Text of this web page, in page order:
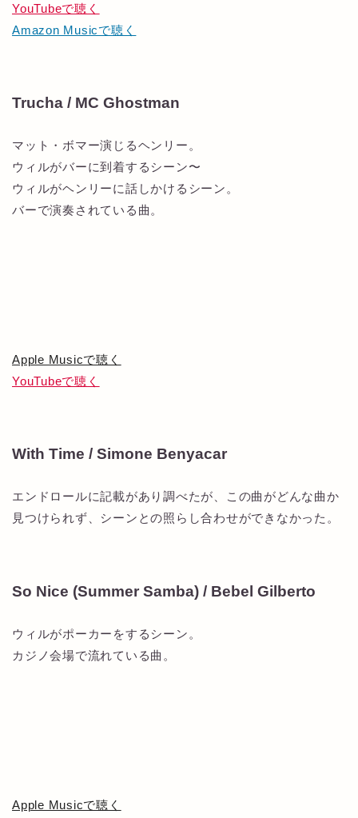
YouTubeで聴く
Amazon Musicで聴く
Trucha / MC Ghostman
マット・ボマー演じるヘンリー。
ウィルがバーに到着するシーン〜
ウィルがヘンリーに話しかけるシーン。
バーで演奏されている曲。
Apple Musicで聴く
YouTubeで聴く
With Time / Simone Benyacar
エンドロールに記載があり調べたが、この曲がどんな曲か
見つけられず、シーンとの照らし合わせができなかった。
So Nice (Summer Samba) / Bebel Gilberto
ウィルがポーカーをするシーン。
カジノ会場で流れている曲。
Apple Musicで聴く